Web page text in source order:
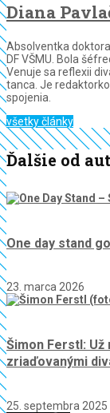
Diana
Absolventka
DF VŠMU. Bola
Venuje sa reflexii
tanca. Je
spojenia.
všetky články
Ďalšie od
One day stand
23. marca 2026
Šimon Ferstl:
zriaďovanými
25. septembra 2025